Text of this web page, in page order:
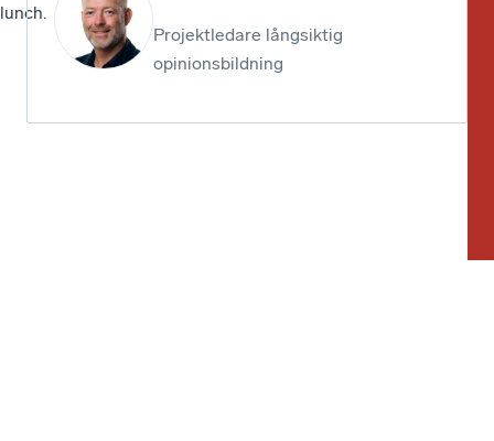
lunch.
Projektledare långsiktig
opinionsbildning